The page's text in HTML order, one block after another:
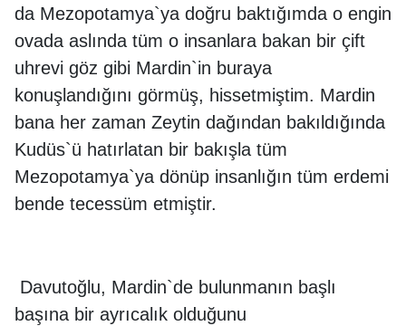
da Mezopotamya`ya doğru baktığımda o engin
ovada aslında tüm o insanlara bakan bir çift
uhrevi göz gibi Mardin`in buraya
konuşlandığını görmüş, hissetmiştim. Mardin
bana her zaman Zeytin dağından bakıldığında
Kudüs`ü hatırlatan bir bakışla tüm
Mezopotamya`ya dönüp insanlığın tüm erdemi
bende tecessüm etmiştir.
Davutoğlu, Mardin`de bulunmanın başlı
başına bir ayrıcalık olduğunu